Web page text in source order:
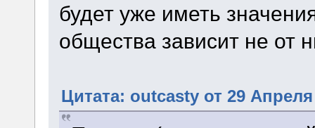
будет уже иметь
общества зависит не от
Цитата: outcasty от 29 Апреля